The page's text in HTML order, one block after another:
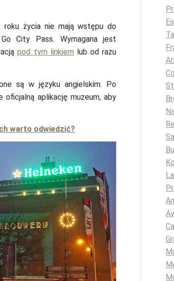
życia nie mają wstępu do
City Pass. Wymagana jest
pod tym linkiem lub od razu
są w języku angielskim. Po
aplikację muzeum, aby
warto odwiedzić?